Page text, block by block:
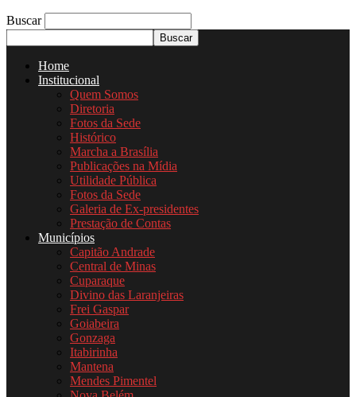
Buscar
Home
Institucional
Quem Somos
Diretoria
Fotos da Sede
Histórico
Marcha a Brasília
Publicações na Mídia
Utilidade Pública
Fotos da Sede
Galeria de Ex-presidentes
Prestação de Contas
Municípios
Capitão Andrade
Central de Minas
Cuparaque
Divino das Laranjeiras
Frei Gaspar
Goiabeira
Gonzaga
Itabirinha
Mantena
Mendes Pimentel